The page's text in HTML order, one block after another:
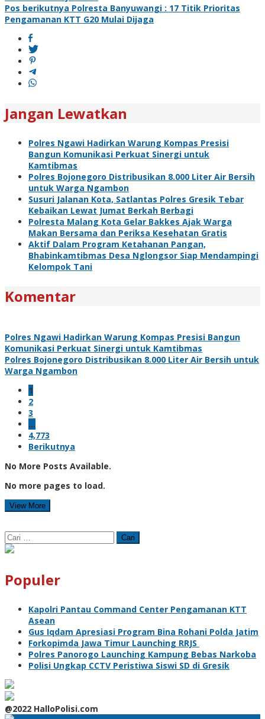
pos
Pos berikutnya Polresta Banyuwangi : 17 Titik Prioritas
Pengamanan KTT G20 Mulai Dijaga
Jangan Lewatkan
Polres Ngawi Hadirkan Warung Kompas Presisi
Bangun Komunikasi Perkuat Sinergi untuk
Kamtibmas
Polres Bojonegoro Distribusikan 8.000 Liter Air Bersih
untuk Warga Ngambon
Susuri Jalanan Kota, Satlantas Polres Gresik Tebar
Kebaikan Lewat Jumat Berkah Berbagi
Polresta Malang Kota Gelar Bakkes Ajak Warga
Makan Bersama dan Periksa Kesehatan Gratis
Aktif Dalam Program Ketahanan Pangan,
Bhabinkamtibmas Desa Nglongsor Siap Mendampingi
Kelompok Tani
Komentar
Polres Ngawi Hadirkan Warung Kompas Presisi Bangun
Komunikasi Perkuat Sinergi untuk Kamtibmas
Polres Bojonegoro Distribusikan 8.000 Liter Air Bersih untuk
Warga Ngambon
1
2
3
…
4,773
Berikutnya
No More Posts Available.
No more pages to load.
View More
Cari
untuk:
Populer
Kapolri Pantau Command Center Pengamanan KTT
Asean
Gus Iqdam Apresiasi Program Bina Rohani Polda Jatim
Forkopimda Jawa Timur Launching RRJS
Polres Panorogo Launching Kampung Bebas Narkoba
Polisi Ungkap CCTV Peristiwa Siswi SD di Gresik
@2022 HalloPolisi.com